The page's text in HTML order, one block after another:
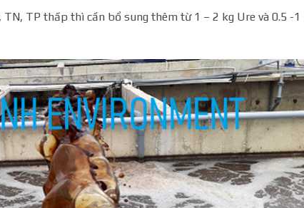
TN, TP thấp thì cần bổ sung thêm từ 1 – 2 kg Ure và 0.5 -1